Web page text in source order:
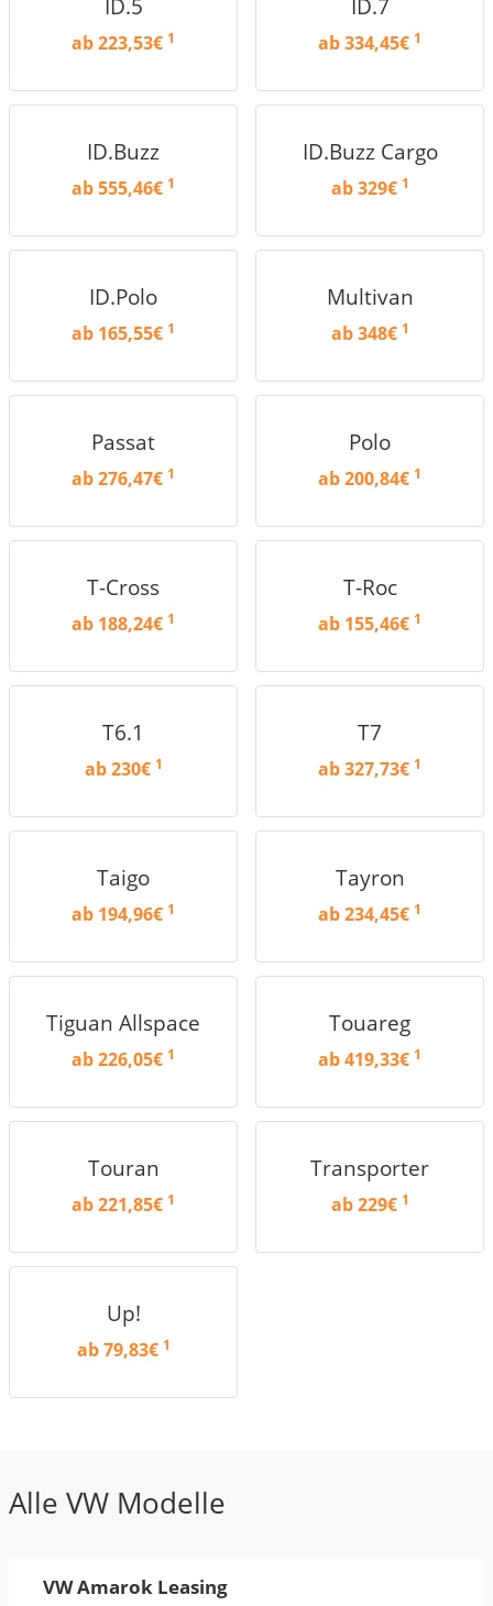
ID.5
ab 223,53€ 1
ID.7
ab 334,45€ 1
ID.Buzz
ab 555,46€ 1
ID.Buzz Cargo
ab 329€ 1
ID.Polo
ab 165,55€ 1
Multivan
ab 348€ 1
Passat
ab 276,47€ 1
Polo
ab 200,84€ 1
T-Cross
ab 188,24€ 1
T-Roc
ab 155,46€ 1
T6.1
ab 230€ 1
T7
ab 327,73€ 1
Taigo
ab 194,96€ 1
Tayron
ab 234,45€ 1
Tiguan Allspace
ab 226,05€ 1
Touareg
ab 419,33€ 1
Touran
ab 221,85€ 1
Transporter
ab 229€ 1
Up!
ab 79,83€ 1
Alle VW Modelle
VW Amarok Leasing